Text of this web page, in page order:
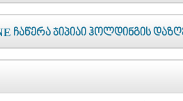
ჩაწერა ჯიპიაი ჰოლდინგის